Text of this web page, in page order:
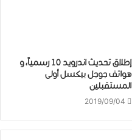
إطلاق تحديث ﺍﻧﺪﺭﻭﻳﺪ 10 ﺭﺳﻤﻴﺎً، و
هواتف جوجل بيكسل أولى
المستقبلين
2019/09/04